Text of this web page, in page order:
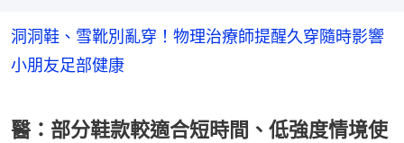
洞洞鞋、雪靴別亂穿！物理治療師提醒久穿隨時影響
小朋友足部健康
醫：部分鞋款較適合短時間、低強度情境使